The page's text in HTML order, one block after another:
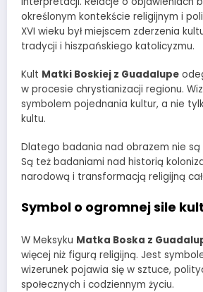
określonym kontekście religijnym i
XVI wieku był miejscem zderzenia
tradycji i hiszpańskiego katolicyzmu.
Kult Matki Boskiej z Guadalupe
w procesie chrystianizacji regionu.
symbolem pojednania kultur, a nie
kultu.
Dlatego badania nad obrazem nie
Są też badaniami nad historią
narodową i transformacją religijną
Symbol o ogromnej sile
W Meksyku Matka Boska z
więcej niż figurą religijną. Jest
wizerunek pojawia się w sztuce,
społecznych i codziennym życiu.